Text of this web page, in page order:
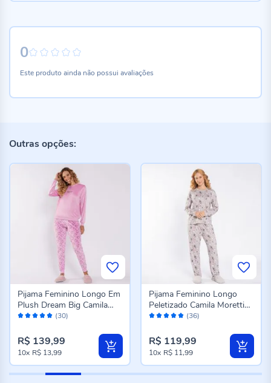
0
Este produto ainda não possui avaliações
Outras opções:
Avaliação: (30)
Pijama Feminino Longo Em
Plush Dream Big Camila
Moretti Rose
R$ 139,99
10x R$ 13,99
Avaliação: (36)
Pijama Feminino Longo
Peletizado Camila Moretti
Cinza Fosco
R$ 119,99
10x R$ 11,99